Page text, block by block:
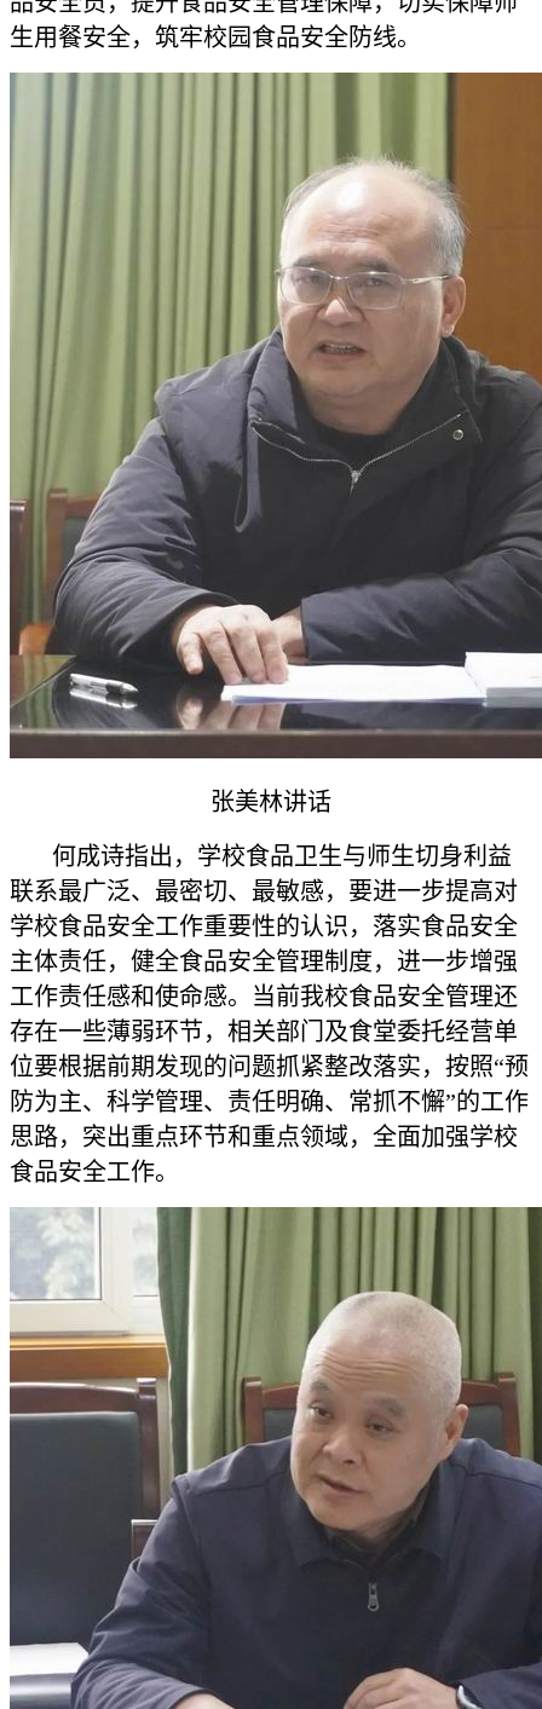
生用餐安全，筑牢校园食品安全防线。
张美林讲话
何成诗指出，学校食品卫生与师生切身利益
联系最广泛、最密切、最敏感，要进一步提高对
学校食品安全工作重要性的认识，落实食品安全
主体责任，健全食品安全管理制度，进一步增强
工作责任感和使命感。当前我校食品安全管理还
存在一些薄弱环节，相关部门及食堂委托经营单
位要根据前期发现的问题抓紧整改落实，按照“预
防为主、科学管理、责任明确、常抓不懈”的工作
思路，突出重点环节和重点领域，全面加强学校
食品安全工作。